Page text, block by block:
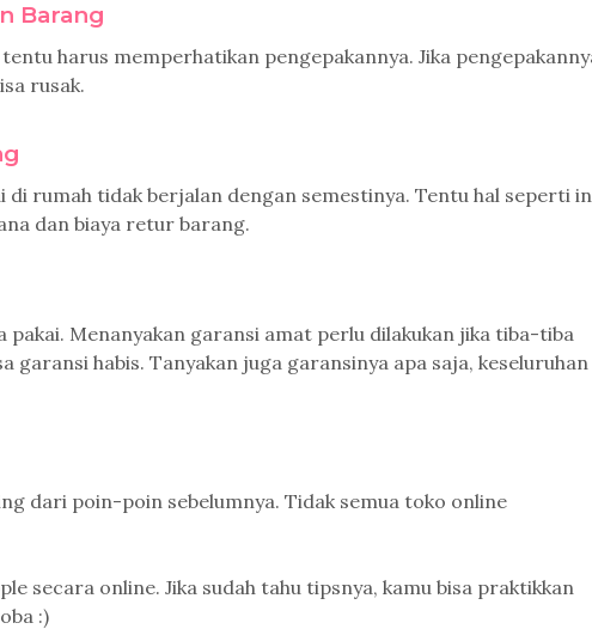
Barang
harus memperhatikan pengepakannya. Jika
rusak.
di rumah tidak berjalan dengan semestinya. Tentu hal seperti
dan biaya retur barang.
Menanyakan garansi amat perlu dilakukan jika tiba-tiba
garansi habis. Tanyakan juga garansinya apa saja, keseluruhan
dari poin-poin sebelumnya. Tidak semua toko online
secara online. Jika sudah tahu tipsnya, kamu bisa praktikkan
:)